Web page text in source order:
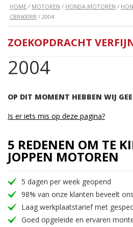
HOME / MOTOREN / HONDA MOTOREN /
CBR600RR / 2004
2004
OP DIT MOMENT HEBBEN WIJ
ZOEKOPDRACHT
Is er iets mis op deze pagina?
5 REDENEN OM TE
JOPPEN MOTOREN
5 dagen per week geopend
98% van onze klanten beveelt
Laag werkplaatstarief met
Goed opgeleide en ervaren